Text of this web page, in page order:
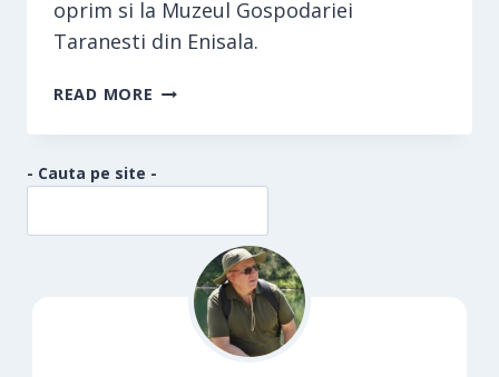
oprim si la Muzeul Gospodariei
Taranesti din Enisala.
READ MORE MUZEUL
TARANESTI
- Cauta pe site -